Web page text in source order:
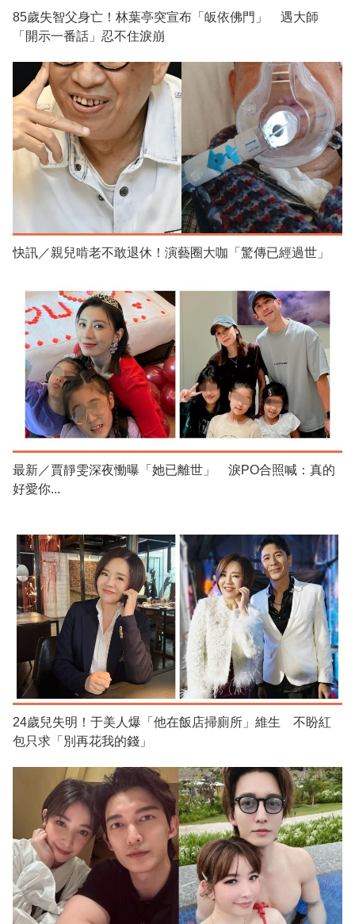
85歲失智父身亡！林葉亭突宣布「皈依佛門」 遇大師
「開示一番話」忍不住淚崩
快訊／親兒啃老不敢退休！演藝圈大咖「驚傳已經過世」
最新／賈靜雯深夜慟曝「她已離世」 淚PO合照喊：真的
好愛你...
24歲兒失明！于美人爆「他在飯店掃廁所」維生 不盼紅
包只求「別再花我的錢」